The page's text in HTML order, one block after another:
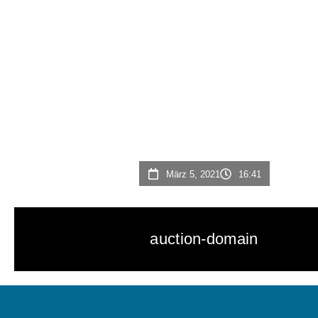
März 5, 2021 16:41
auction-domain